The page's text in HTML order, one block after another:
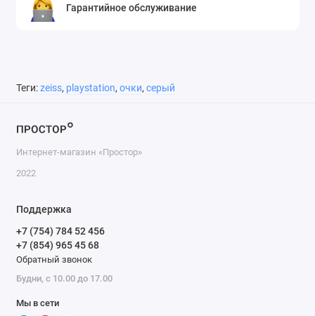
Гарантийное обслуживание
Теги:zeiss, playstation, очки, серый
Интернет-магазин «Простор»
2022
Поддержка
+7 (754) 784 52 456
+7 (854) 965 45 68
Обратный звонок
Будни, с 10.00 до 17.00
Мы в сети